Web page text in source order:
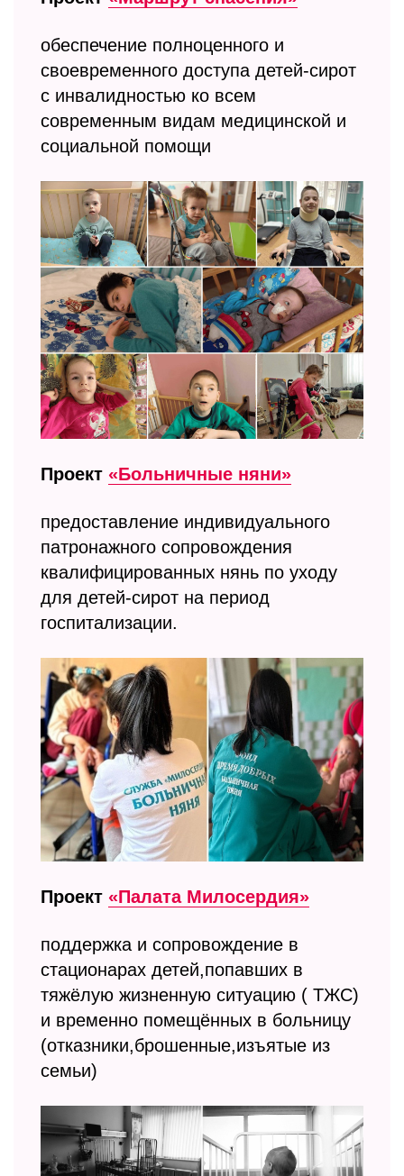
обеспечение полноценного и
своевременного доступа детей-сирот
с инвалидностью ко всем
современным видам медицинской и
социальной помощи
Проект «Больничные няни»
предоставление индивидуального
патронажного сопровождения
квалифицированных нянь по уходу
для детей-сирот на период
госпитализации.
Проект «Палата Милосердия»
поддержка и сопровождение в
стационарах детей,попавших в
тяжёлую жизненную ситуацию ( ТЖС)
и временно помещённых в больницу
(отказники,брошенные,изъятые из
семьи)